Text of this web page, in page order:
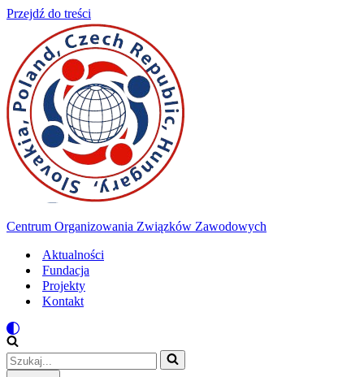
Przejdź do treści
Centrum Organizowania Związków Zawodowych
Aktualności
Fundacja
Projekty
Kontakt
Szukaj...